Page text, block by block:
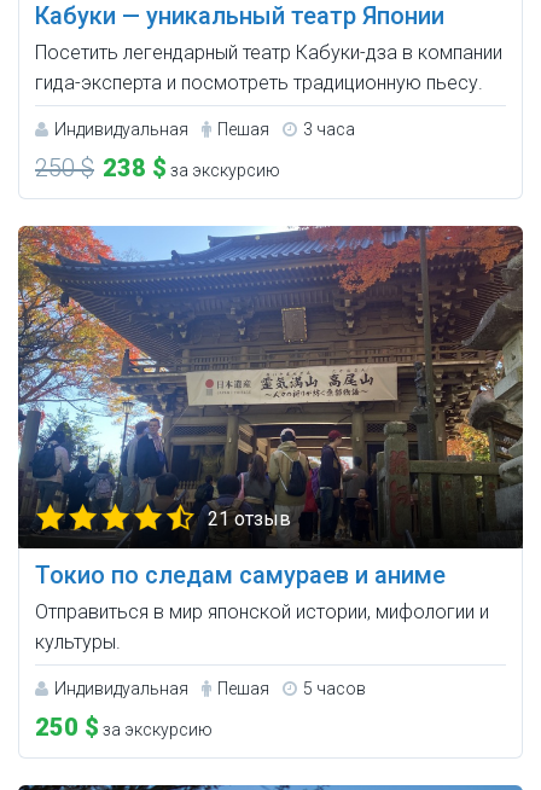
Кабуки — уникальный театр Японии
Посетить легендарный театр Кабуки-дза в компании
гида-эксперта и посмотреть традиционную пьесу.
Индивидуальная Пешая 3 часа
250 $ 238 $ за экскурсию
21 отзыв
Токио по следам самураев и аниме
Отправиться в мир японской истории, мифологии и
культуры.
Индивидуальная Пешая 5 часов
250 $ за экскурсию